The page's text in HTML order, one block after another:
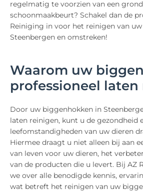
regelmatig te voorzien van een
schoonmaakbeurt? Schakel dan de
Reiniging in voor het reinigen van
Steenbergen en omstreken!
Waarom uw
professioneel laten
Door uw biggenhokken in
laten reinigen, kunt u de gezondheid
leefomstandigheden van uw dieren
Hiermee draagt u niet alleen bij aan
van leven voor uw dieren, het
van de producten die u levert. Bij AZ
we over alle benodigde kennis,
wat betreft het reinigen van uw